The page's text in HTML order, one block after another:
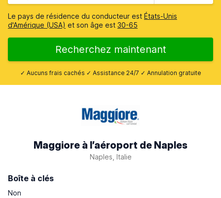
Le pays de résidence du conducteur est États-Unis
d'Amérique (USA) et son âge est 30-65
Recherchez maintenant
✓ Aucuns frais cachés ✓ Assistance 24/7 ✓ Annulation gratuite
Maggiore à l’aéroport de Naples
Naples, Italie
Boîte à clés
Non